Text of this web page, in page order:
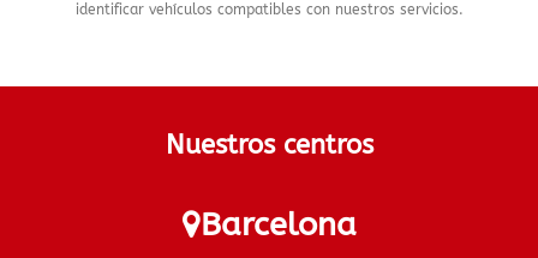
identificar vehículos compatibles con nuestros servicios.
Nuestros centros
Barcelona